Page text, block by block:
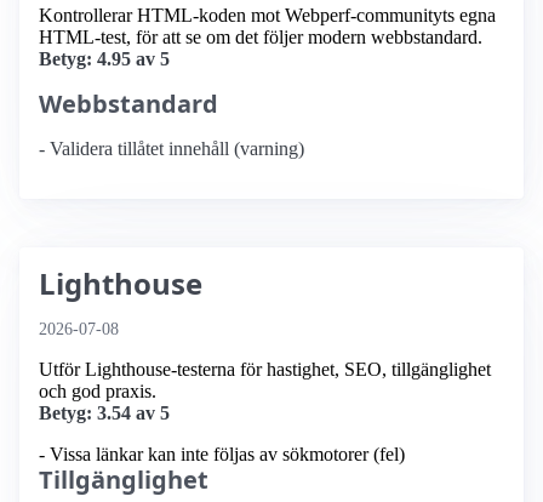
Kontrollerar HTML-koden mot Webperf-communityts egna
HTML-test, för att se om det följer modern webbstandard.
Betyg: 4.95 av 5
Webbstandard
- Validera tillåtet innehåll (varning)
Lighthouse
2026-07-08
Utför Lighthouse-testerna för hastighet, SEO, tillgänglighet
och god praxis.
Betyg: 3.54 av 5
- Vissa länkar kan inte följas av sökmotorer (fel)
Tillgänglighet